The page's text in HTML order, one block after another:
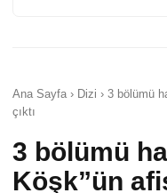
Ana Sayfa › Dizi › 3 bölümü
çıktı
3 bölümü
Köşk”ün